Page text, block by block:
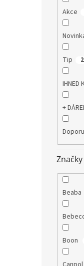
Akce
Tip
IHNED
+
Značky
Beaba
Boon